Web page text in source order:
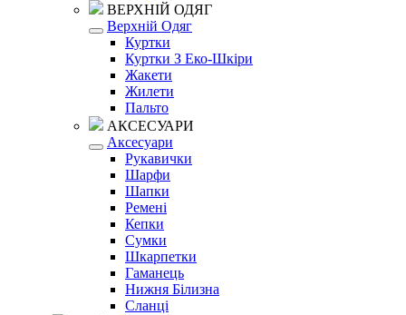
ВЕРХНІЙ ОДЯГ
Верхній Одяг
Куртки
Куртки З Еко-Шкіри
Жакети
Жилети
Пальто
АКСЕСУАРИ
Аксесуари
Рукавички
Шарфи
Шапки
Ремені
Кепки
Сумки
Шкарпетки
Гаманець
Нижня Білизна
Сланці